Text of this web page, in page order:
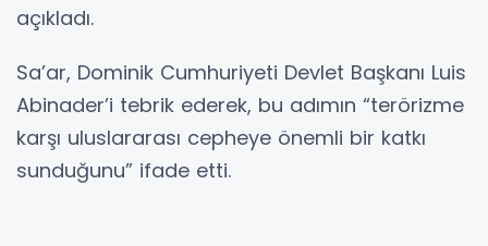
açıkladı.
Sa’ar, Dominik Cumhuriyeti Devlet Başkanı Luis
Abinader’i tebrik ederek, bu adımın “terörizme
karşı uluslararası cepheye önemli bir katkı
sunduğunu” ifade etti.